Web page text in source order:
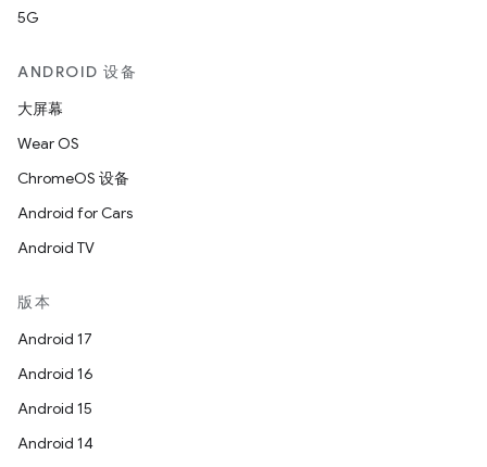
5G
ANDROID 设备
大屏幕
Wear OS
ChromeOS 设备
Android for Cars
Android TV
版本
Android 17
Android 16
Android 15
Android 14